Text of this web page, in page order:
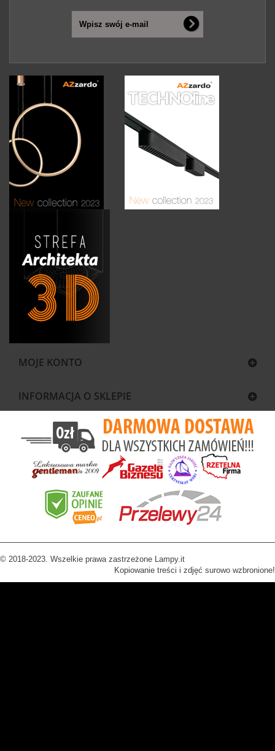
MOJE KONTO
INFORMACJA O SKLEPIE
© 2018-2023. Wszelkie prawa zastrzeżone Lampy.it
Kopiowanie treści i zdjęć surowo wzbronione!